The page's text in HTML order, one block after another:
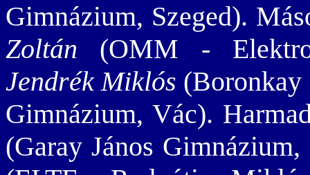
Gimnázium, Szeged).
Zoltán (OMM -
Jendrék Miklós (Boronkay
Gimnázium, Vác).
(Garay János